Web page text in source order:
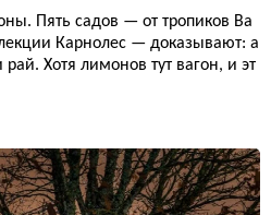
Пять садов — от тропиков Ва
Карнолес — доказывают: а
Хотя лимонов тут вагон, и эт